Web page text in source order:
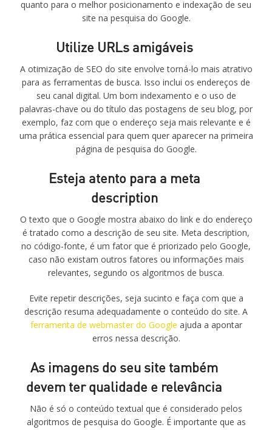
quanto para o melhor posicionamento e indexação de seu
site na pesquisa do Google.
Utilize URLs amigáveis
A otimização de SEO do site envolve torná-lo mais atrativo
para as ferramentas de busca. Isso inclui os endereços de
seu canal digital. Um bom indexamento e o uso de
palavras-chave ou do título das postagens de seu blog, por
exemplo, faz com que o endereço seja mais relevante e é
uma prática essencial para quem quer aparecer na primeira
página de pesquisa do Google.
Esteja atento para a meta
description
O texto que o Google mostra abaixo do link e do endereço
é tratado como a descrição de seu site. Meta description,
no código-fonte, é um fator que é priorizado pelo Google,
caso não existam outros fatores ou informações mais
relevantes, segundo os algoritmos de busca.
Evite repetir descrições, seja sucinto e faça com que a
descrição resuma adequadamente o conteúdo do site. A
ferramenta de webmaster do Google ajuda a apontar
erros nessa descrição.
As imagens do seu site também
devem ter qualidade e relevância
Não é só o conteúdo textual que é considerado pelos
algoritmos de pesquisa do Google. É importante que as